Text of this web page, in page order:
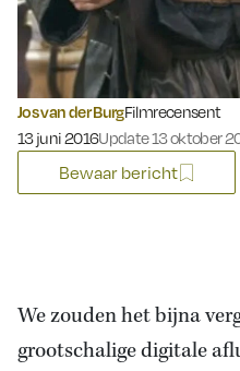
Jos van der BurgFilmrecensent
Gepubliceerd op:
13 juni 2016Update 13 oktober
Bewaar bericht
We zouden het bijna
grootschalige digitale